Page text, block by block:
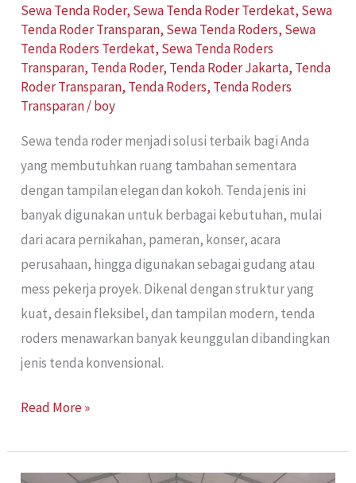
Sewa Tenda Roder, Sewa Tenda Roder Terdekat, Sewa
Tenda Roder Transparan, Sewa Tenda Roders, Sewa
Tenda Roders Terdekat, Sewa Tenda Roders
Transparan, Tenda Roder, Tenda Roder Jakarta, Tenda
Roder Transparan, Tenda Roders, Tenda Roders
Transparan/boy
Sewa tenda roder menjadi solusi terbaik bagi Anda
yang membutuhkan ruang tambahan sementara
dengan tampilan elegan dan kokoh. Tenda jenis ini
banyak digunakan untuk berbagai kebutuhan, mulai
dari acara pernikahan, pameran, konser, acara
perusahaan, hingga digunakan sebagai gudang atau
mess pekerja proyek. Dikenal dengan struktur yang
kuat, desain fleksibel, dan tampilan modern, tenda
roders menawarkan banyak keunggulan dibandingkan
jenis tenda konvensional.
Read More »